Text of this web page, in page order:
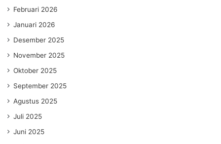
Februari 2026
Januari 2026
Desember 2025
November 2025
Oktober 2025
September 2025
Agustus 2025
Juli 2025
Juni 2025